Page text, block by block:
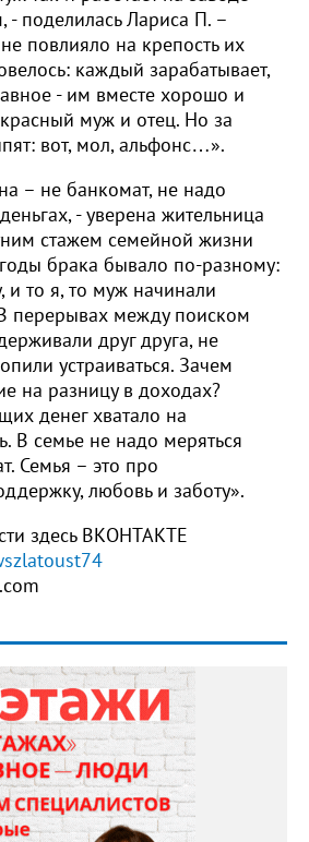
- поделилась Лариса П. –
повлияло на крепость их
каждый зарабатывает,
- им вместе хорошо и
муж и отец. Но за
вот, мол, альфонс…».
– не банкомат, не надо
- уверена жительница
стажем семейной жизни
брака бывало по-разному:
и то я, то муж начинали
перерывах между поиском
друг друга, не
устраиваться. Зачем
на разницу в доходах?
денег хватало на
В семье не надо меряться
Семья – это про
любовь и заботу».
здесь ВКОНТАКТЕ